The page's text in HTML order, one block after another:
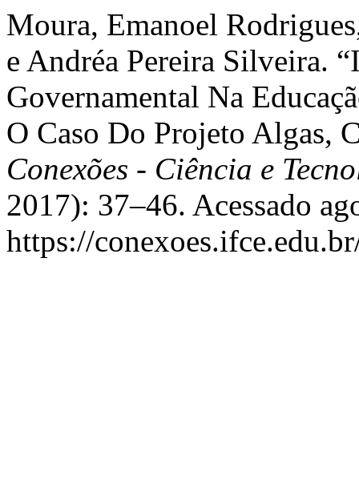
Moura, Emanoel
e Andréa Pereira Silveira.
Governamental Na
O Caso Do Projeto Algas,
Conexões - Ciência e
2017): 37–46. Acessado
https://